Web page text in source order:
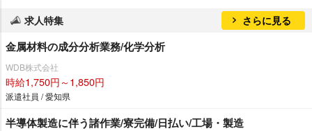
求人特集 さらに見る
金属材料の成分分析業務/化学分析
WDB株式会社
時給1,750円～1,850円
派遣社員 / 愛知県
半導体製造に伴う諸作業/寮完備/日払い/工場・製造